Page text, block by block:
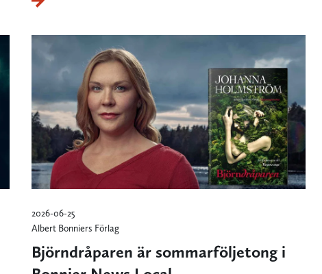
2026-06-25
Albert Bonniers Förlag
Björndråparen är sommarföljetong i